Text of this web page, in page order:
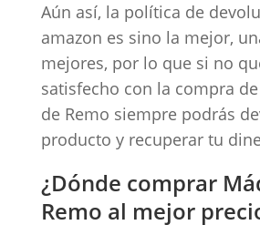
Aún así, la política de
amazon es sino la mejor,
mejores, por lo que si no
satisfecho con la compra
de Remo siempre podrás
producto y recuperar tu
¿Dónde comprar
Remo al mejor